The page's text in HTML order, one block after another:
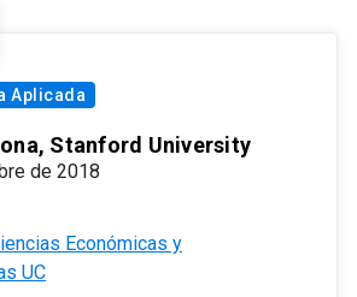
Aplicada
Stanford University
de 2018
Económicas y
UC